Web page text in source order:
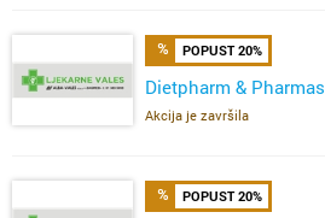
POPUST 20%
Dietpharm & Pharmas
Akcija je završila
POPUST 20%